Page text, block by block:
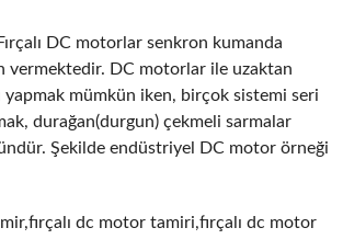
DC motorlar senkron kumanda
vermektedir. DC motorlar ile uzaktan
yapmak mümkün iken, birçok sistemi seri
durağan(durgun) çekmeli sarmalar
Şekilde endüstriyel DC motor örneği
dc motor tamiri,fırçalı dc motor